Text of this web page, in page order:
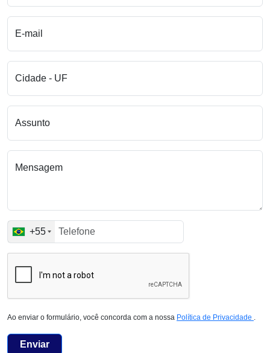
E-mail
Cidade - UF
Assunto
Mensagem
+55
Ao enviar o formulário, você concorda com a nossa Política de Privacidade .
Enviar